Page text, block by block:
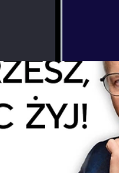
poznaj najlepsze
Polsce! Co teraz?